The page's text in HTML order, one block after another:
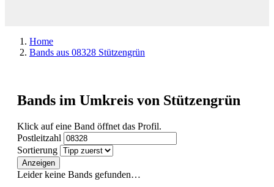
Home
Bands aus 08328 Stützengrün
Bands im Umkreis von Stützengrün
Klick auf eine Band öffnet das Profil.
Postleitzahl
Sortierung
Anzeigen
Leider keine Bands gefunden…